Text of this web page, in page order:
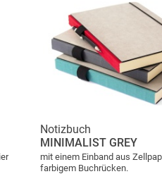
Notizbuch
MINIMALIST GREY
mit einem Einband aus
farbigem Buchrücken.